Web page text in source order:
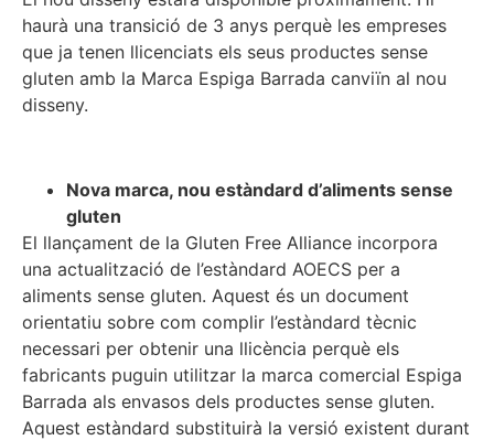
haurà una transició de 3 anys perquè les empreses
que ja tenen llicenciats els seus productes sense
gluten amb la Marca Espiga Barrada canviïn al nou
disseny.
Nova marca, nou estàndard d’aliments sense
gluten
El llançament de la Gluten Free Alliance incorpora
una actualització de l’estàndard AOECS per a
aliments sense gluten. Aquest és un document
orientatiu sobre com complir l’estàndard tècnic
necessari per obtenir una llicència perquè els
fabricants puguin utilitzar la marca comercial Espiga
Barrada als envasos dels productes sense gluten.
Aquest estàndard substituirà la versió existent durant